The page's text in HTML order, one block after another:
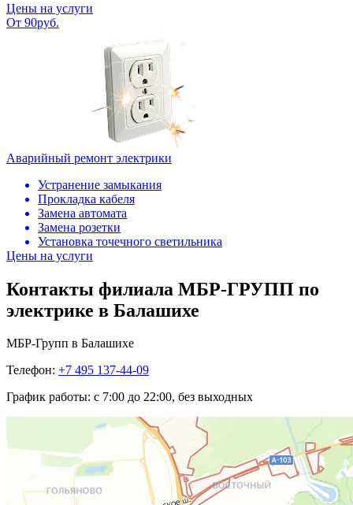
Цены на услуги
От 90руб.
Аварийный ремонт электрики
Устранение замыкания
Прокладка кабеля
Замена автомата
Замена розетки
Установка точечного светильника
Цены на услуги
Контакты филиала МБР-ГРУПП по
электрике в Балашихе
МБР-Групп в Балашихе
Телефон: +7 495 137-44-09
График работы: с 7:00 до 22:00, без выходных